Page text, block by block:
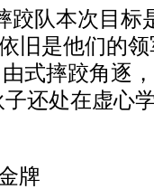
队本次目标
旧是他们的
式摔跤角逐
子还处在虚心
牌